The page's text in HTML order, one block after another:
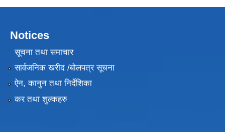
Notices
सूचना तथा समाचार
सार्वजनिक खरीद /बोलपत्र सूचना
ऐन, कानुन तथा निर्देशिका
कर तथा शुल्कहरु